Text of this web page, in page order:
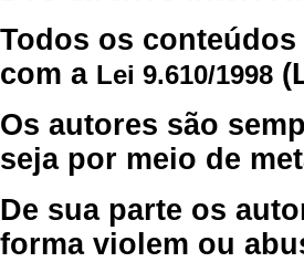
Todos os
com a Lei 9.610/1998
Os autores são
seja por meio de
De sua parte os
forma violem ou